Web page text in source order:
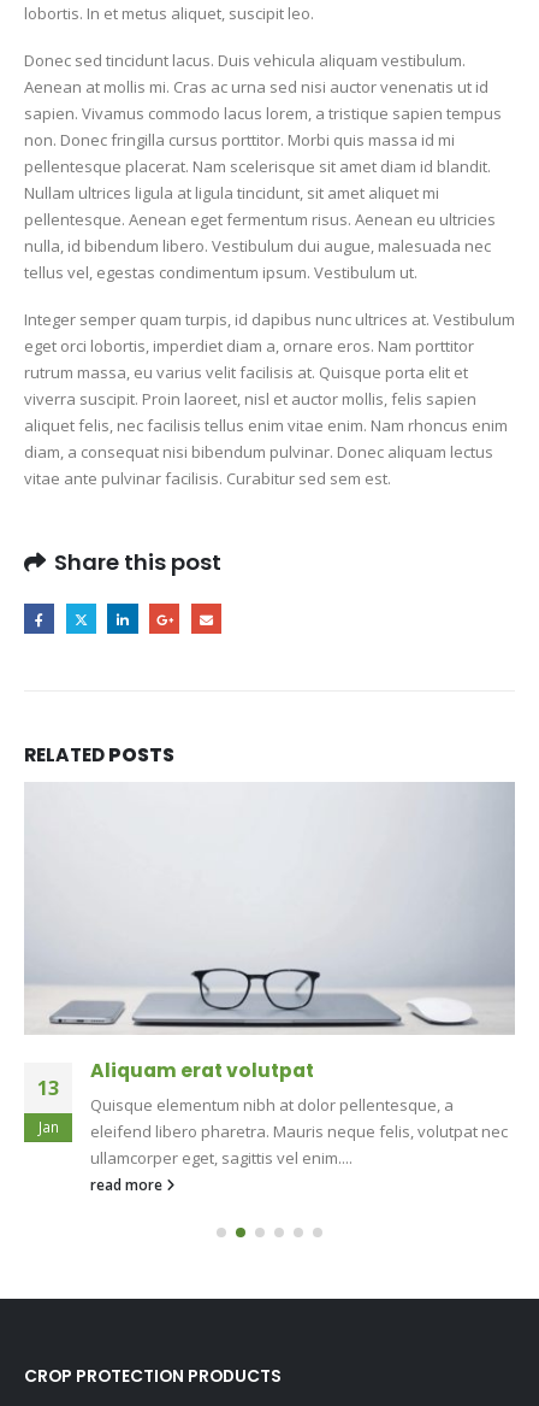
lobortis. In et metus aliquet, suscipit leo.
Donec sed tincidunt lacus. Duis vehicula aliquam vestibulum.
Aenean at mollis mi. Cras ac urna sed nisi auctor venenatis ut id
sapien. Vivamus commodo lacus lorem, a tristique sapien tempus
non. Donec fringilla cursus porttitor. Morbi quis massa id mi
pellentesque placerat. Nam scelerisque sit amet diam id blandit.
Nullam ultrices ligula at ligula tincidunt, sit amet aliquet mi
pellentesque. Aenean eget fermentum risus. Aenean eu ultricies
nulla, id bibendum libero. Vestibulum dui augue, malesuada nec
tellus vel, egestas condimentum ipsum. Vestibulum ut.
Integer semper quam turpis, id dapibus nunc ultrices at. Vestibulum
eget orci lobortis, imperdiet diam a, ornare eros. Nam porttitor
rutrum massa, eu varius velit facilisis at. Quisque porta elit et
viverra suscipit. Proin laoreet, nisl et auctor mollis, felis sapien
aliquet felis, nec facilisis tellus enim vitae enim. Nam rhoncus enim
diam, a consequat nisi bibendum pulvinar. Donec aliquam lectus
vitae ante pulvinar facilisis. Curabitur sed sem est.
Share this post
RELATEDPOSTS
13
Jan
Aliquam erat volutpat
Quisque elementum nibh at dolor pellentesque, a
eleifend libero pharetra. Mauris neque felis, volutpat nec
ullamcorper eget, sagittis vel enim....
read more
CROP PROTECTION PRODUCTS